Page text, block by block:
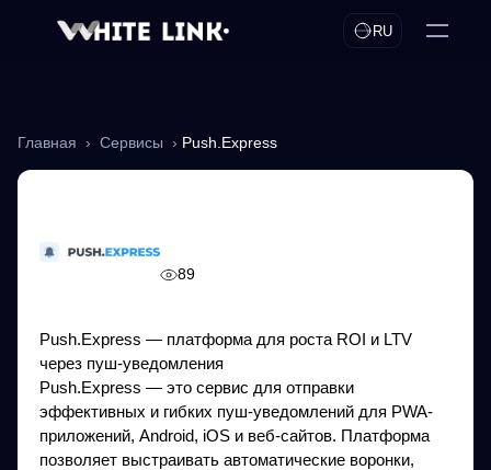
RU
Главная › Сервисы › Push.Express
89
Push.Express — платформа для роста ROI и LTV
через пуш-уведомления
Push.Express — это сервис для отправки
эффективных и гибких пуш-уведомлений для PWA-
приложений, Android, iOS и веб-сайтов. Платформа
позволяет выстраивать автоматические воронки,